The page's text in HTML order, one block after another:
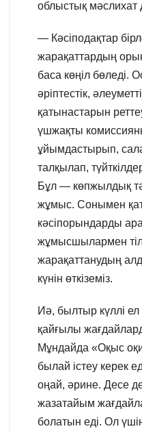
облыстық мәслихат
— Кәсіподақтар
жарақаттардың
баса көңіл бөледі.
әріптестік,
қатынастарын
үшжақты
ұйымдастырып,
талқылап,
Бұл — көпжылдық
жұмыс. Сонымен
кәсіпорындарды
жұмысшылармен
жарақаттанудың
күнін өткіземіз.
Иә, былтыр күллі
қайғылы
Мұндайда «Оқыс
былай істеу керек
оңай, әрине. Десе
жазатайым
болатын еді. Ол